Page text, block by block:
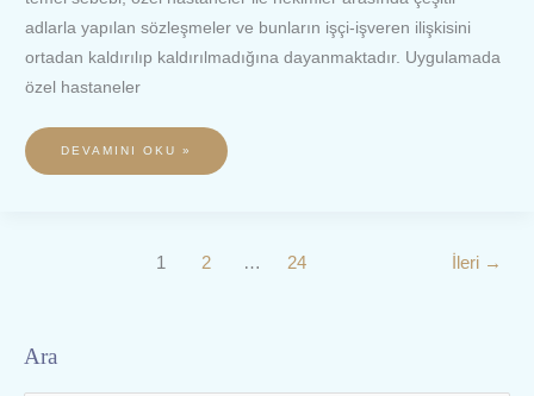
adlarla yapılan sözleşmeler ve bunların işçi-işveren ilişkisini
ortadan kaldırılıp kaldırılmadığına dayanmaktadır. Uygulamada
özel hastaneler
DEVAMINI OKU »
1 2 … 24 İleri →
Ara